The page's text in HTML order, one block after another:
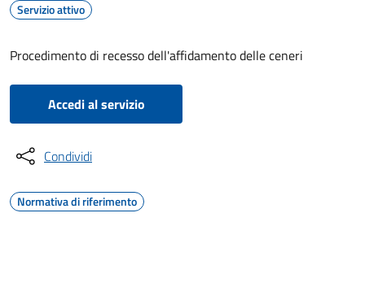
Servizio attivo
Procedimento di recesso dell'affidamento delle ceneri
Accedi al servizio
Condividi
Normativa di riferimento